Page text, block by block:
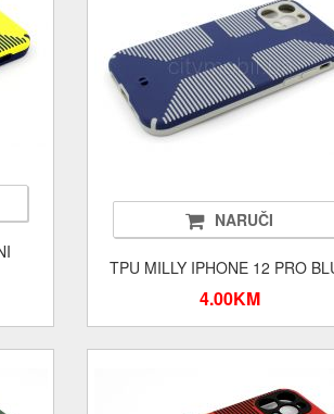
NARUČI
TPU MILLY IPHONE 12 PRO
4.00KM